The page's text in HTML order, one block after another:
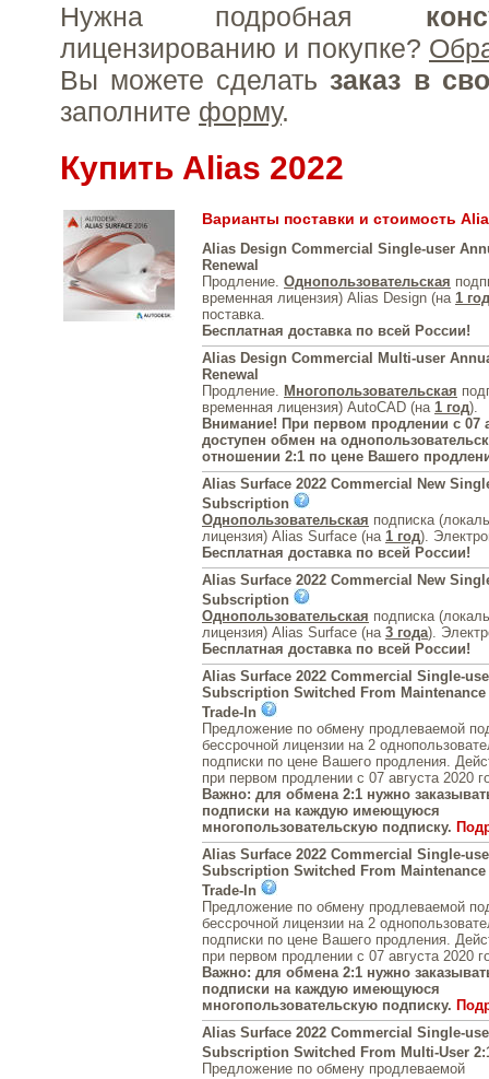
Нужна подробная
лицензированию и покупке?
Вы можете сделать заказ в
заполните форму.
Купить Alias 2022
Варианты поставки и стоимость
Alias Design Commercial Single-user
Renewal
Продление. Однопользовательская
временная лицензия) Alias Design (на 1 год
поставка.
Бесплатная доставка по всей России!
Alias Design Commercial Multi-user
Renewal
Продление. Многопользовательская
временная лицензия) AutoCAD (на 1 год).
Внимание! При первом продлении с 07
доступен обмен на
отношении 2:1 по цене Вашего
Alias Surface 2022 Commercial New
Subscription
Однопользовательская подписка
лицензия) Alias Surface (на 1 год).
Бесплатная доставка по всей России!
Alias Surface 2022 Commercial New
Subscription
Однопользовательская подписка
лицензия) Alias Surface (на 3 года).
Бесплатная доставка по всей России!
Alias Surface 2022 Commercial Single-
Subscription Switched From Maintenance
Trade-In
Предложение по обмену продлеваемой
бессрочной лицензии на 2
подписки по цене Вашего продления.
при первом продлении с 07 августа 2020
Важно: для обмена 2:1 нужно
подписки на каждую имеющуюся
многопользовательскую подписку.
Alias Surface 2022 Commercial Single-
Subscription Switched From Maintenance
Trade-In
Предложение по обмену продлеваемой
бессрочной лицензии на 2
подписки по цене Вашего продления.
при первом продлении с 07 августа 2020
Важно: для обмена 2:1 нужно
подписки на каждую имеющуюся
многопользовательскую подписку.
Alias Surface 2022 Commercial Single-
Subscription Switched From Multi-User
Предложение по обмену продлеваемой